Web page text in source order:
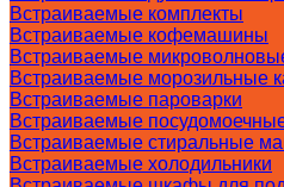
Встраиваемые комплекты
Встраиваемые кофемашины
Встраиваемые
Встраиваемые морозильные
Встраиваемые пароварки
Встраиваемые
Встраиваемые стиральные
Встраиваемые холодильники